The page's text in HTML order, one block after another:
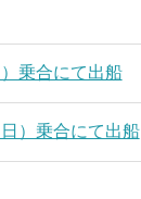
乗合にて出船
）乗合にて出船